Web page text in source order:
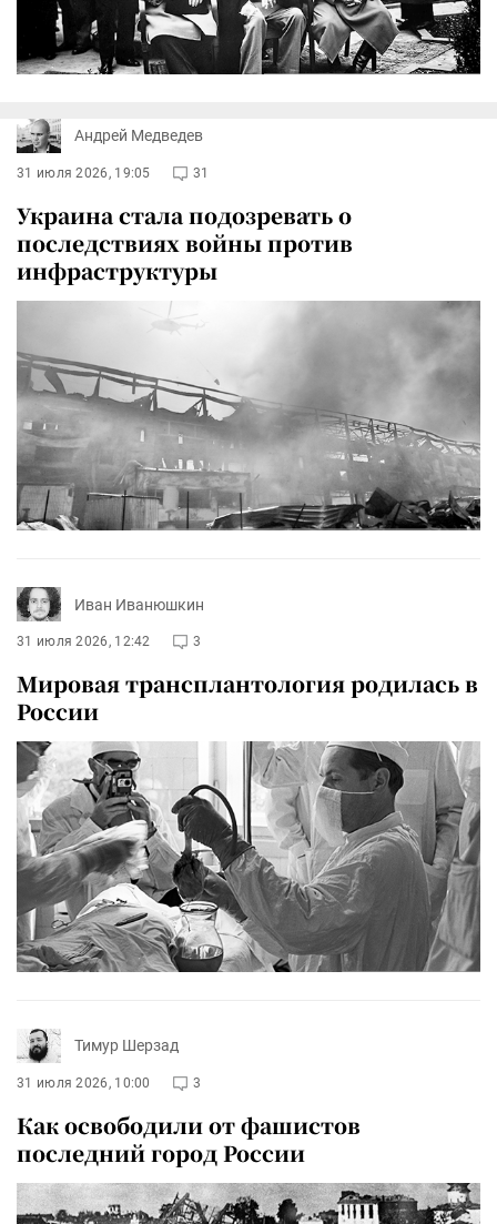
Андрей Медведев
31 июля 2026, 19:05 31
Украина стала подозревать о
последствиях войны против
инфраструктуры
Иван Иванюшкин
31 июля 2026, 12:42 3
Мировая трансплантология родилась в
России
Тимур Шерзад
31 июля 2026, 10:00 3
Как освободили от фашистов
последний город России